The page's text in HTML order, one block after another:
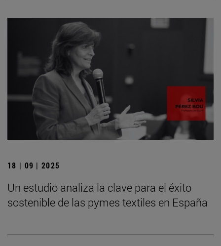
18 | 09 | 2025
Un estudio analiza la clave para el éxito
sostenible de las pymes textiles en España